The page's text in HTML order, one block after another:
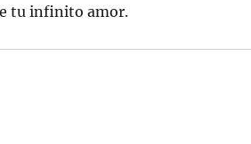
tu infinito amor.